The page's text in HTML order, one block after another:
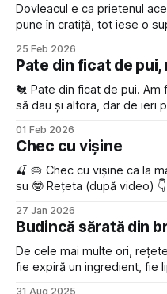
Dovleacul e ca prietenul
pune în cratiță, tot iese o
Ingredientelor Uitate prin
ceapa mai mășcat și pune-
25 Feb 2026
Pate din ficat de
🐔 Pate din ficat de pui.
să dau și altora, dar de ieri
View this post on Instagram A post shared by Alex Bîtca
(@albitca) 1. Pregătirea bazei
01 Feb 2026
Chec cu vișine
🍒 🥧 Chec cu vișine ca la
su 🤓 Rețeta (după video) 👇 View this post on Instagram A
5 ouă cu 100 g de zahăr la
minute, până când
27 Jan 2026
Budincă sărată din
De cele mai multe ori,
fie expiră un ingredient, fie lipsește
31 Aug 2025